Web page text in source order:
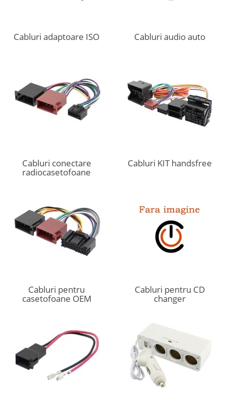
Cabluri adaptoare ISO Cabluri audio auto
Cabluri conectare
radiocasetofoane
Cabluri KIT handsfree
Cabluri pentru
casetofoane OEM
Cabluri pentru CD
changer